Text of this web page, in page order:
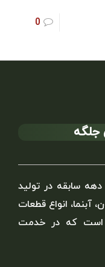
0
جلگه
سابقه در تولید
آبنما، انواع قطعات
است که در خدمت